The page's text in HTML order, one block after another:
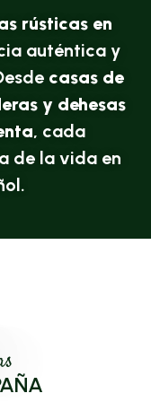
rústicas en
auténtica y
casas de
y dehesas
, cada
de la vida en